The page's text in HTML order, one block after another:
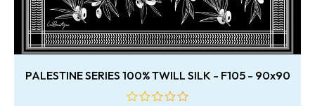
PALESTINE SERIES 100% TWILL SILK - F105 - 90x90